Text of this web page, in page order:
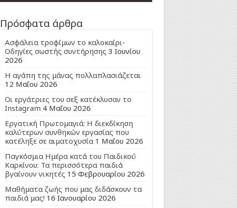
Πρόσφατα άρθρα
Ασφάλεια τροφίμων το καλοκαίρι-
Οδηγίες σωστής συντήρησης 3 Ιουνίου
2026
Η αγάπη της μάνας πολλαπλασιάζεται
12 Μαΐου 2026
Οι εργάτριες του σεξ κατέκλυσαν το
Instagram 4 Μαΐου 2026
Εργατική Πρωτομαγιά: Η διεκδίκηση
καλύτερων συνθηκών εργασίας που
κατέληξε σε αιματοχυσία 1 Μαΐου 2026
Παγκόσμια Ημέρα κατά του Παιδικού
Καρκίνου: Τα περισσότερα παιδιά
βγαίνουν νικητές 15 Φεβρουαρίου 2026
Μαθήματα ζωής που μας διδάσκουν τα
παιδιά μας! 16 Ιανουαρίου 2026